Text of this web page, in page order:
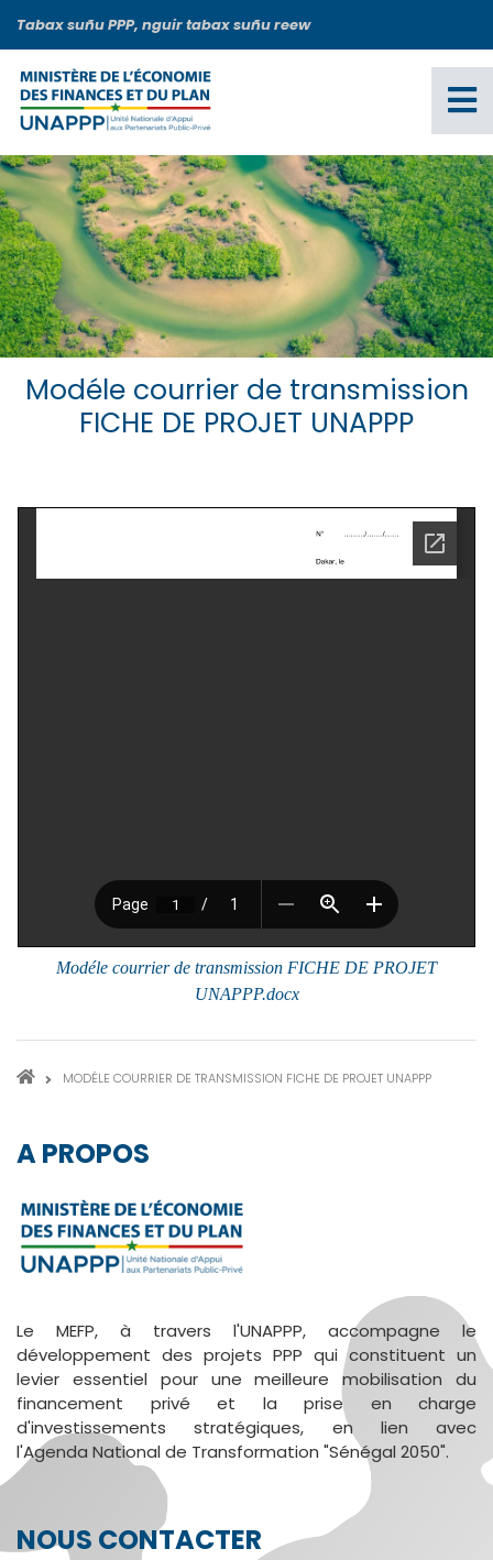
contenu
principal
Tabax suñu PPP, nguir tabax suñu reew
Modéle courrier de transmission
FICHE DE PROJET UNAPPP
Modéle courrier de transmission FICHE DE PROJET
UNAPPP.docx
FIL
MODÉLE COURRIER DE TRANSMISSION FICHE DE PROJET UNAPPP
A PROPOS
Le MEFP, à travers l'UNAPPP, accompagne le
développement des projets PPP qui constituent un
levier essentiel pour une meilleure mobilisation du
financement privé et la prise en charge
d'investissements stratégiques, en lien avec
l'Agenda National de Transformation "Sénégal 2050".
NOUS CONTACTER